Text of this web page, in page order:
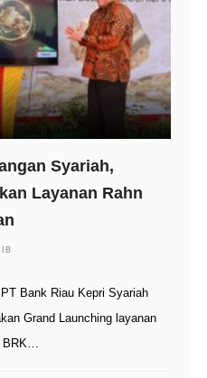
Syariah,
Layanan Rahn
Bank Riau Kepri Syariah
Grand Launching layanan
BRK…